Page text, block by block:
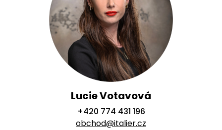
Lucie Votavová
+420 774 431 196
obchod@italier.cz